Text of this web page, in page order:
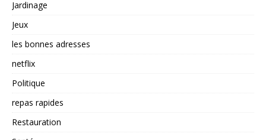
Jardinage
Jeux
les bonnes adresses
netflix
Politique
repas rapides
Restauration